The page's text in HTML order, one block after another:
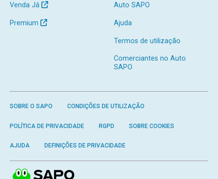
Venda Já
Premium
Auto SAPO
Ajuda
Termos de utilização
Comerciantes no Auto
SAPO
SOBRE O SAPO CONDIÇÕES DE UTILIZAÇÃO
POLÍTICA DE PRIVACIDADE RGPD SOBRE COOKIES
AJUDA DEFINIÇÕES DE PRIVACIDADE